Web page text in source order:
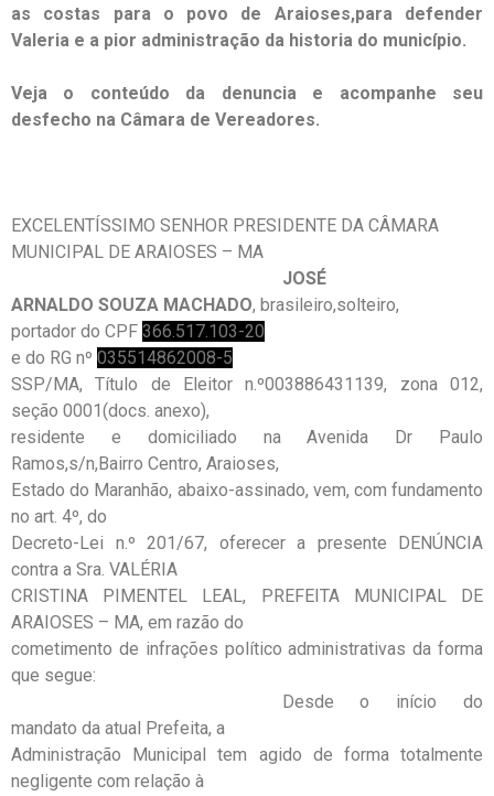
as costas para o povo de Araioses,para defender
Valeria e a pior administração da historia do município.
Veja o conteúdo da denuncia e acompanhe seu
desfecho na Câmara de Vereadores.
EXCELENTÍSSIMO SENHOR PRESIDENTE DA CÂMARA
MUNICIPAL DE ARAIOSES – MA
JOSÉ
ARNALDO SOUZA MACHADO, brasileiro,solteiro,
portador do CPF 366.517.103-20
e do RG nº 035514862008-5
SSP/MA, Título de Eleitor n.º003886431139, zona 012,
seção 0001(docs. anexo),
residente e domiciliado na Avenida Dr Paulo
Ramos,s/n,Bairro Centro, Araioses,
Estado do Maranhão, abaixo-assinado, vem, com fundamento
no art. 4º, do
Decreto-Lei n.º 201/67, oferecer a presente DENÚNCIA
contra a Sra. VALÉRIA
CRISTINA PIMENTEL LEAL, PREFEITA MUNICIPAL DE
ARAIOSES – MA, em razão do
cometimento de infrações político administrativas da forma
que segue:
Desde o início do
mandato da atual Prefeita, a
Administração Municipal tem agido de forma totalmente
negligente com relação à